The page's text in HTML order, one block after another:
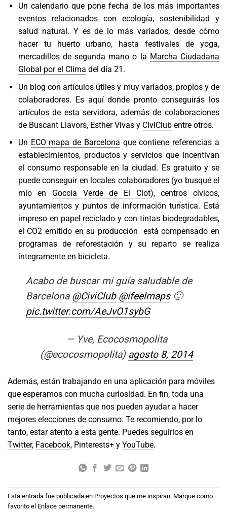
Un calendario que pone fecha de los más importantes
eventos relacionados con ecología, sostenibilidad y
salud natural. Y es de lo más variados; desde cómo
hacer tu huerto urbano, hasta festivales de yoga,
mercadillos de segunda mano o la Marcha Ciudadana
Global por el Clima del día 21.
Un blog con artículos útiles y muy variados, propios y de
colaboradores. Es aquí donde pronto conseguirás los
artículos de esta servidora, además de colaboraciones
de Buscant Llavors, Esther Vivas y CiviClubentre otros.
Un ECO mapa de Barcelona que contiene referencias a
establecimientos, productos y servicios que incentivan
el consumo responsable en la ciudad. Es gratuito y se
puede conseguir en locales colaboradores (yo busqué el
mío en Goccia Verde de El Clot), centros cívicos,
ayuntamientos y puntos de información turística. Está
impreso en papel reciclado y con tintas biodegradables,
el CO2 emitido en su producción está compensado en
programas de reforestación y su reparto se realiza
íntegramente en bicicleta.
Acabo de buscar mi guía saludable de
Barcelona @CiviClub @ifeelmaps🙂
pic.twitter.com/AeJvO1sybG
— Yve, Ecocosmopolita
(@ecocosmopolita) agosto 8, 2014
Además, están trabajando en una aplicación para móviles
que esperamos con mucha curiosidad. En fin, toda una
serie de herramientas que nos pueden ayudar a hacer
mejores elecciones de consumo. Te recomiendo, por lo
tanto, estar atento a esta gente. Puedes seguirlos en
Twitter, Facebook, Pinterests+ y YouTube.
Esta entrada fue publicada en Proyectos que me inspiran. Marque como
favorito el Enlace permanente.